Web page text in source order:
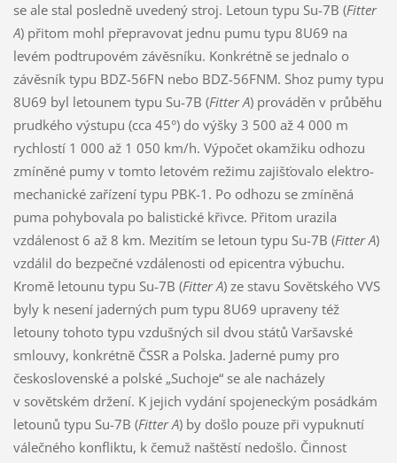
se ale stal posledně uvedený stroj. Letoun typu Su-7B (Fitter
A) přitom mohl přepravovat jednu pumu typu 8U69 na
levém podtrupovém závěsníku. Konkrétně se jednalo o
závěsník typu BDZ-56FN nebo BDZ-56FNM. Shoz pumy typu
8U69 byl letounem typu Su-7B (Fitter A) prováděn v průběhu
prudkého výstupu (cca 45°) do výšky 3 500 až 4 000 m
rychlostí 1 000 až 1 050 km/h. Výpočet okamžiku odhozu
zmíněné pumy v tomto letovém režimu zajišťovalo elektro-
mechanické zařízení typu PBK-1. Po odhozu se zmíněná
puma pohybovala po balistické křivce. Přitom urazila
vzdálenost 6 až 8 km. Mezitím se letoun typu Su-7B (Fitter A)
vzdálil do bezpečné vzdálenosti od epicentra výbuchu.
Kromě letounu typu Su-7B (Fitter A) ze stavu Sovětského VVS
byly k nesení jaderných pum typu 8U69 upraveny též
letouny tohoto typu vzdušných sil dvou států Varšavské
smlouvy, konkrétně ČSSR a Polska. Jaderné pumy pro
československé a polské „Suchoje“ se ale nacházely
v sovětském držení. K jejich vydání spojeneckým posádkám
letounů typu Su-7B (Fitter A) by došlo pouze při vypuknutí
válečného konfliktu, k čemuž naštěstí nedošlo. Činnost